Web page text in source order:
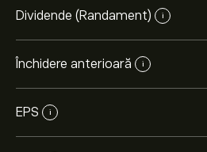
Dividende (Randament) i
Închidere anterioară i
EPS i